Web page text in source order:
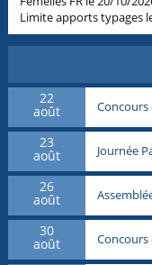
Limite apports typages
22
août
23
août Journée
26
août
30
août Concours